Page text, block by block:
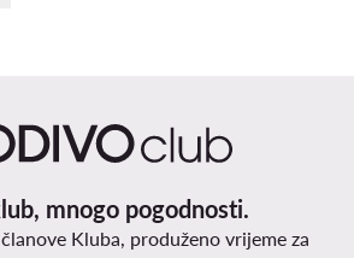
mnogo pogodnosti.
Kluba, produženo vrijeme za